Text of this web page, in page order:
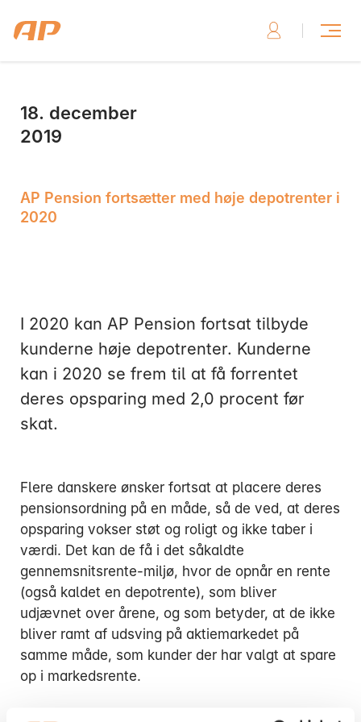
18. december
2019
AP Pension fortsætter med høje depotrenter i
2020
I 2020 kan AP Pension fortsat tilbyde
kunderne høje depotrenter. Kunderne
kan i 2020 se frem til at få forrentet
deres opsparing med 2,0 procent før
skat.
Flere danskere ønsker fortsat at placere deres
pensionsordning på en måde, så de ved, at deres
opsparing vokser støt og roligt og ikke taber i
værdi. Det kan de få i det såkaldte
gennemsnitsrente-miljø, hvor de opnår en rente
(også kaldet en depotrente), som bliver
udjævnet over årene, og som betyder, at de ikke
bliver ramt af udsving på aktiemarkedet på
samme måde, som kunder der har valgt at spare
op i markedsrente.
AP Pension har i mange år givet sine kunder
Skriv til os, hvis du har brug for hjælp
Ring til os, hvis du har brug for hjælp
Tirsdag:
Onsdag:
Torsdag:
Fredag:
3916 5000